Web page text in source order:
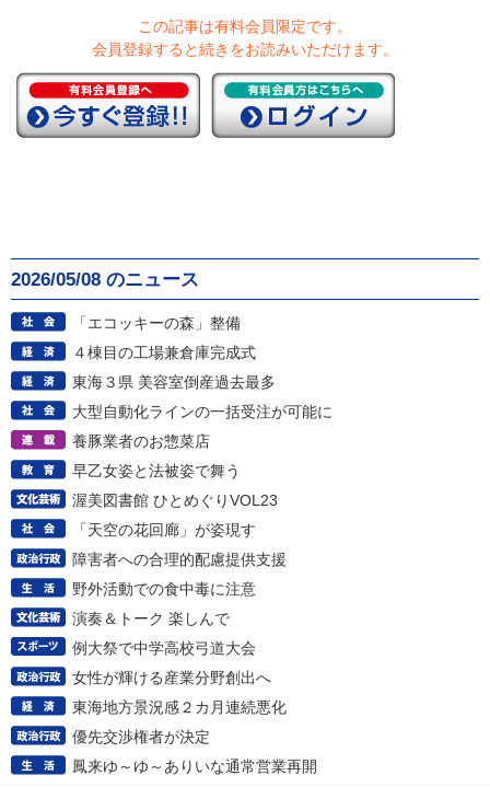
この記事は有料会員限定です。
会員登録すると続きをお読みいただけます。
2026/05/08 のニュース
「エコッキーの森」整備
４棟目の工場兼倉庫完成式
東海３県 美容室倒産過去最多
大型自動化ラインの一括受注が可能に
養豚業者のお惣菜店
早乙女姿と法被姿で舞う
渥美図書館 ひとめぐりVOL23
「天空の花回廊」が姿現す
障害者への合理的配慮提供支援
野外活動での食中毒に注意
演奏＆トーク 楽しんで
例大祭で中学高校弓道大会
女性が輝ける産業分野創出へ
東海地方景況感２カ月連続悪化
優先交渉権者が決定
鳳来ゆ～ゆ～ありいな通常営業再開